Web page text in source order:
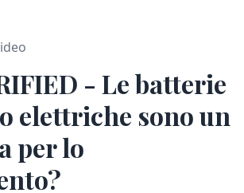
- Le batterie
elettriche sono un
per lo